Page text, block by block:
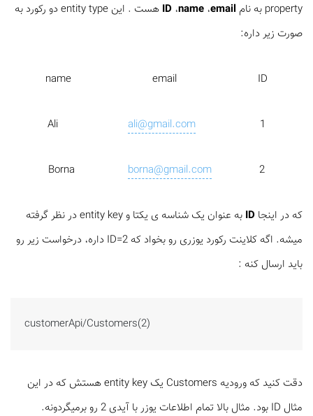
property به نام
ID،name،email
هست . این entity type دو رکورد به
صورت زیر داره:
name email ID
Aliali@gmail.com 1
Bornaborna@gmail.com 2
که در اینجا ID
به عنوان یک شناسه ی یکتا و entity key در نظر گرفته
میشه. اگه کلاینت رکورد یوزری رو بخواد که ID=2 داره، درخواست زیر رو
باید ارسال کنه :
customerApi/Customers(2)
دقت کنید که ورودیه Customers یک entity key هستش که در این
مثال ID بود. مثال بالا تمام اطلاعات یوزر با آیدی 2 رو برمیگردونه.